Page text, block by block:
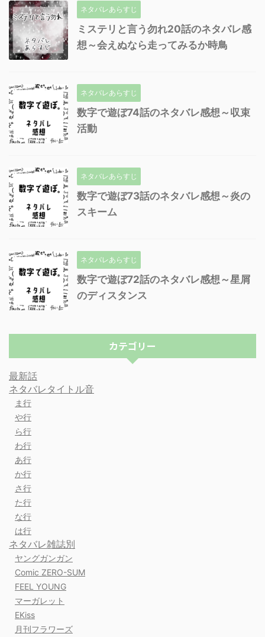
ネタバレあらすじ
ミステリと言う勿れ20話のネタバレ感
想～会えぬなら走ってみるか時鳥
ネタバレあらすじ
数字で遊ぼ74話のネタバレ感想～収束
活動
ネタバレあらすじ
数字で遊ぼ73話のネタバレ感想～炎の
スキーム
ネタバレあらすじ
数字で遊ぼ72話のネタバレ感想～星屑
のディスタンス
カテゴリー
最新話
ネタバレタイトル音
ま行
や行
ら行
わ行
あ行
か行
さ行
た行
な行
は行
ネタバレ雑誌別
ヤングガンガン
Comic ZERO-SUM
FEEL YOUNG
マーガレット
EKiss
月刊フラワーズ